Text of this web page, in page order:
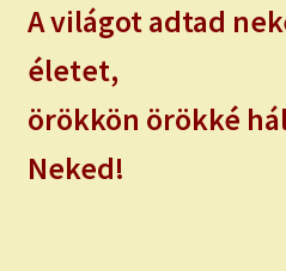
A világot adtad
életet,
örökkön örökké
Neked!